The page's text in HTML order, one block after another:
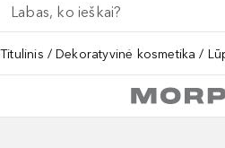
Titulinis Dekoratyvinė kosmetika